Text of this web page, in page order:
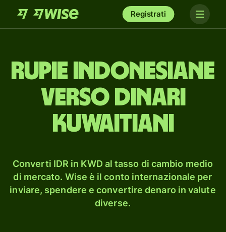
Registrati
rupie indonesiane
verso dinari
kuwaitiani
Converti IDR in KWD al tasso di cambio medio
di mercato. Wise è il conto internazionale per
inviare, spendere e convertire denaro in valute
diverse.